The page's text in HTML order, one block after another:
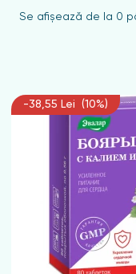
Se afişează de la 0
-38,55 Lei (10%)